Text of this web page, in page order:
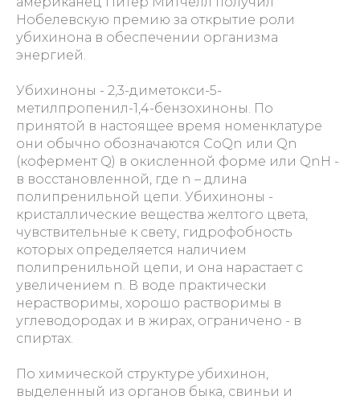
Нобелевскую премию за открытие роли
убихинона в обеспечении организма
энергией.
Убихиноны - 2,3-диметокси-5-
метилпропенил-1,4-бензохиноны. По
принятой в настоящее время номенклатуре
они обычно обозначаются CoQn или Qn
(кофермент Q) в окисленной форме или QnH -
в восстановленной, где n – длина
полипренильной цепи. Убихиноны -
кристаллические вещества желтого цвета,
чувствительные к свету, гидрофобность
которых определяется наличием
полипренильной цепи, и она нарастает с
увеличением n. В воде практически
нерастворимы, хорошо растворимы в
углеводородах и в жирах, ограничено - в
спиртах.
По химической структуре убихинон,
выделенный из органов быка, свиньи и